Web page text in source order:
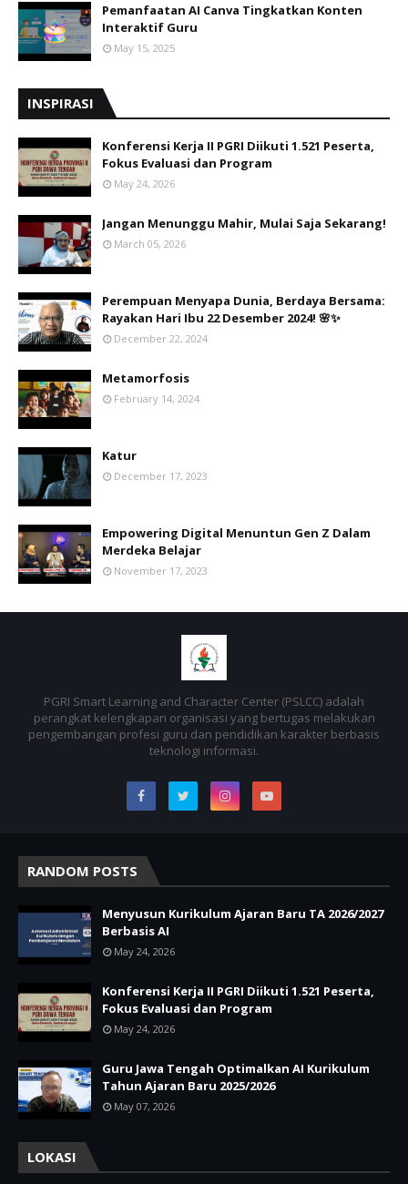
Pemanfaatan AI Canva Tingkatkan Konten
Interaktif Guru
May 15, 2025
INSPIRASI
Konferensi Kerja II PGRI Diikuti 1.521 Peserta,
Fokus Evaluasi dan Program
May 24, 2026
Jangan Menunggu Mahir, Mulai Saja Sekarang!
March 05, 2026
Perempuan Menyapa Dunia, Berdaya Bersama:
Rayakan Hari Ibu 22 Desember 2024! 🌸✨
December 22, 2024
Metamorfosis
February 14, 2024
Katur
December 17, 2023
Empowering Digital Menuntun Gen Z Dalam
Merdeka Belajar
November 17, 2023
PGRI Smart Learning and Character Center (PSLCC) adalah
perangkat kelengkapan organisasi yang bertugas melakukan
pengembangan profesi guru dan pendidikan karakter berbasis
teknologi informasi.
RANDOM POSTS
Menyusun Kurikulum Ajaran Baru TA 2026/2027
Berbasis AI
May 24, 2026
Konferensi Kerja II PGRI Diikuti 1.521 Peserta,
Fokus Evaluasi dan Program
May 24, 2026
Guru Jawa Tengah Optimalkan AI Kurikulum
Tahun Ajaran Baru 2025/2026
May 07, 2026
LOKASI